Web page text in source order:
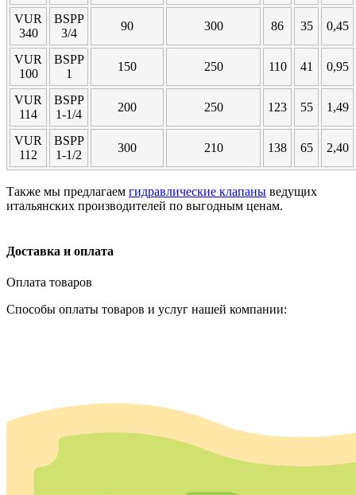
VUR
340
BSPP
3/4
90 300 86 35 0,45
VUR
100
BSPP
1
150 250 110 41 0,95
VUR
114
BSPP
1-1/4
200 250 123 55 1,49
VUR
112
BSPP
1-1/2
300 210 138 65 2,40
Также мы предлагаем гидравлические клапаны ведущих
итальянских производителей по выгодным ценам.
Доставка и оплата
Оплата товаров
Способы оплаты товаров и услуг нашей компании: